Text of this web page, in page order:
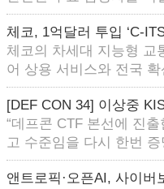
체코, 1억달러 투입 ‘C-
체코의 차세대 지능형 교
어 상용 서비스와 전국 확
[DEF CON 34] 이상중
“데프콘 CTF 본선에 진
고 수준임을 다시 한번 증
앤트로픽·오픈AI, 사이